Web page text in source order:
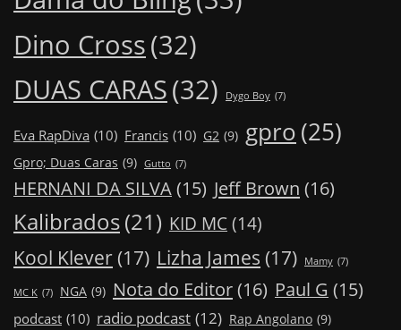
Dino Cross(32)
DUAS CARAS(32) Dygo Boy (7)
Eva RapDiva (10) Francis (10) G2 (9) gpro(25)
Gpro; Duas Caras (9) Gutto (7)
HERNANI DA SILVA(15) Jeff Brown (16)
Kalibrados(21) KID MC (14)
Kool Klever (17) Lizha James (17) Mamy (7)
MC K (7) NGA (9) Nota do Editor(16) Paul G (15)
podcast (10) radio podcast (12) Rap Angolano (9)